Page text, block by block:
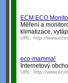
ECM ECO
Měření a
klimatizace,
URL: http://
eco-mamma!
Internetový
URL: http://